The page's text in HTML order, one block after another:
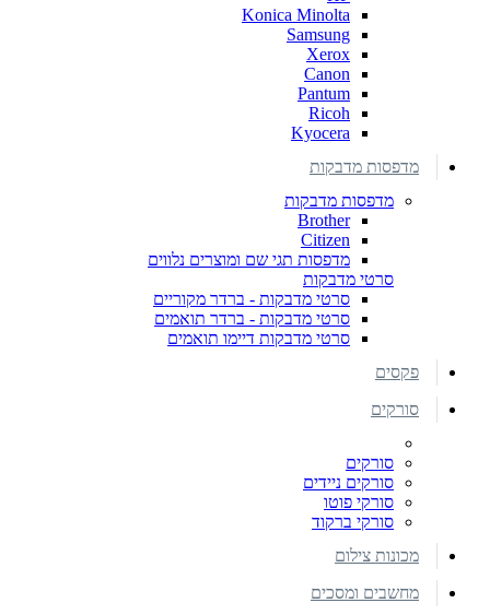
Konica Minolta
Samsung
Xerox
Canon
Pantum
Ricoh
Kyocera
מדפסות מדבקות
מדפסות מדבקות
Brother
Citizen
מדפסות תגי שם ומוצרים נלווים
סרטי מדבקות
סרטי מדבקות - ברדר מקוריים
סרטי מדבקות - ברדר תואמים
סרטי מדבקות דיימו תואמים
פקסים
סורקים
סורקים
סורקים ניידים
סורקי פוטו
סורקי ברקוד
מכונות צילום
מחשבים ומסכים